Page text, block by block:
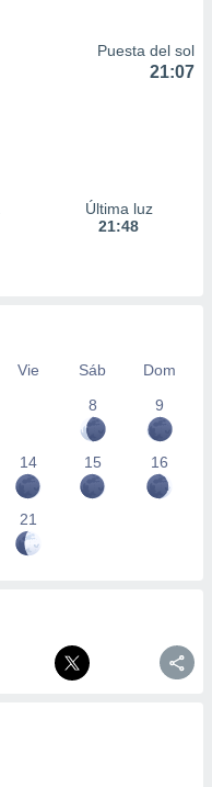
Puesta del sol
21:07
Última luz
21:48
Vie Sáb
Dom
8
9
14 15 16
21